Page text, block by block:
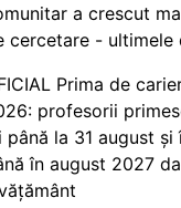
a crescut
cercetare - ultimele
Prima de
profesorii
până la 31 august
în august 2027